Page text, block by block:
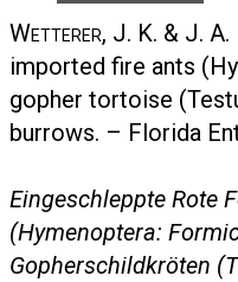
Wetterer, J. K. & J. A.
imported fire ants
gopher tortoise
burrows. – Florida
Eingeschleppte Rote
(Hymenoptera:
Gopherschildkröten